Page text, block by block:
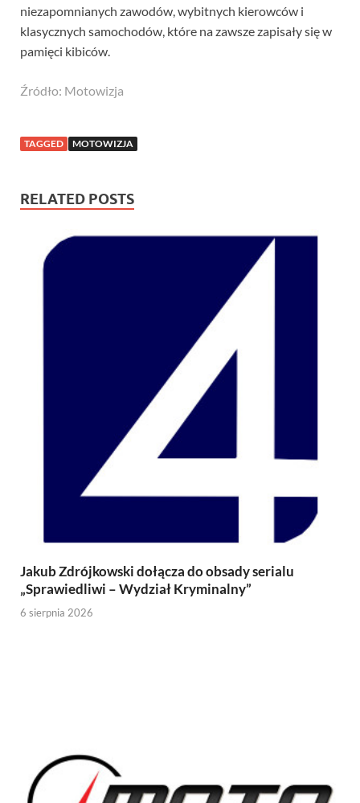
niezapomnianych zawodów, wybitnych kierowców i
klasycznych samochodów, które na zawsze zapisały się w
pamięci kibiców.
Źródło: Motowizja
TAGGED MOTOWIZJA
RELATED POSTS
Jakub Zdrójkowski dołącza do obsady serialu
„Sprawiedliwi – Wydział Kryminalny”
6 sierpnia 2026